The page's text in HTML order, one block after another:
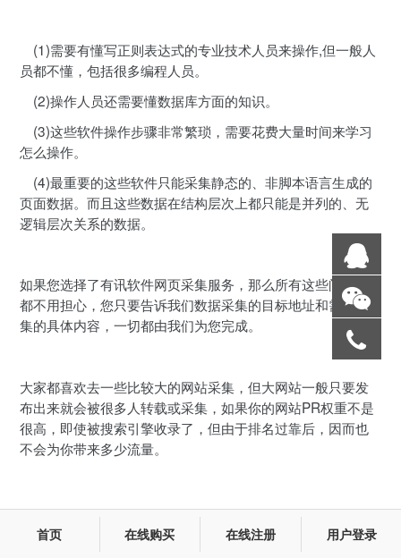
首页 在线购买 在线注册 用户登录
(1)需要有懂写正则表达式的专业技术人员来操作,但一般人
员都不懂，包括很多编程人员。
(2)操作人员还需要懂数据库方面的知识。
(3)这些软件操作步骤非常繁琐，需要花费大量时间来学习
怎么操作。
(4)最重要的这些软件只能采集静态的、非脚本语言生成的
页面数据。而且这些数据在结构层次上都只能是并列的、无
逻辑层次关系的数据。
如果您选择了有讯软件网页采集服务，那么所有这些问题您
都不用担心，您只要告诉我们数据采集的目标地址和需要采
集的具体内容，一切都由我们为您完成。
大家都喜欢去一些比较大的网站采集，但大网站一般只要发
布出来就会被很多人转载或采集，如果你的网站PR权重不是
很高，即使被搜索引擎收录了，但由于排名过靠后，因而也
不会为你带来多少流量。